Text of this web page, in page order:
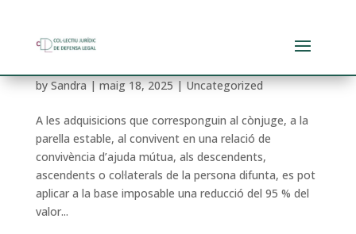
Impost de Successions. Reducció a l´habitatge
bySandra|maig 18, 2025|Uncategorized
A les adquisicions que corresponguin al cònjuge, a la
parella estable, al convivent en una relació de
convivència d’ajuda mútua, als descendents,
ascendents o col·laterals de la persona difunta, es pot
aplicar a la base imposable una reducció del 95 % del
valor...